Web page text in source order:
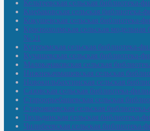
Кельтеевская сельская библиотека-
Киебаковская сельская библиотека-
Кокушевская сельская библиотека-
Краснохолмская сельская
№ 21
Кутеремская сельская библиотека-
Кучашевская сельская библиотека-
Малокачаковская сельская
Нижнекачмашевская сельская
Новокильбахтинская сельская
Сазовская сельская библиотека-
Староорьебашевская сельская
Старояшевская сельская
Тюльдинская сельская библиотека-
Чилибеевская сельская